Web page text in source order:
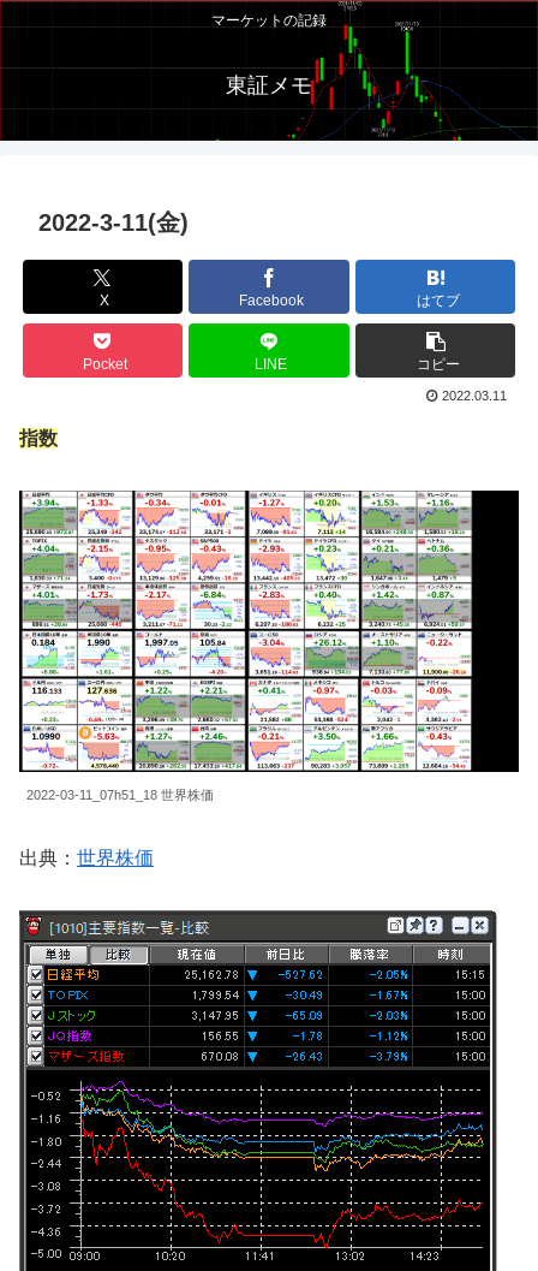
マーケットの記録
東証メモ
2022-3-11(金)
X Facebook はてブ
Pocket LINE コピー
2022.03.11
指数
2022-03-11_07h51_18 世界株価
出典： 世界株価